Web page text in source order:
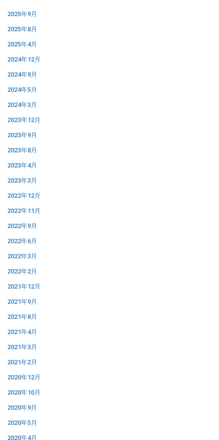
2025年9月
2025年8月
2025年4月
2024年12月
2024年9月
2024年5月
2024年3月
2023年12月
2023年9月
2023年8月
2023年4月
2023年3月
2022年12月
2022年11月
2022年9月
2022年6月
2022年3月
2022年2月
2021年12月
2021年9月
2021年8月
2021年4月
2021年3月
2021年2月
2020年12月
2020年10月
2020年9月
2020年5月
2020年4月